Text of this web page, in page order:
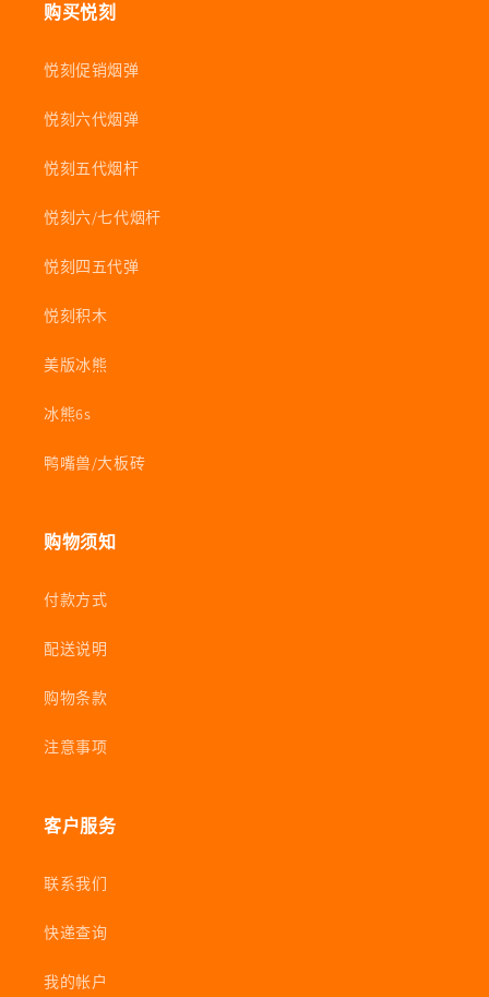
购买悦刻
悦刻促销烟弹
悦刻六代烟弹
悦刻五代烟杆
悦刻六/七代烟杆
悦刻四五代弹
悦刻积木
美版冰熊
冰熊6s
鸭嘴兽/大板砖
购物须知
付款方式
配送说明
购物条款
注意事项
客户服务
联系我们
快递查询
我的帐户